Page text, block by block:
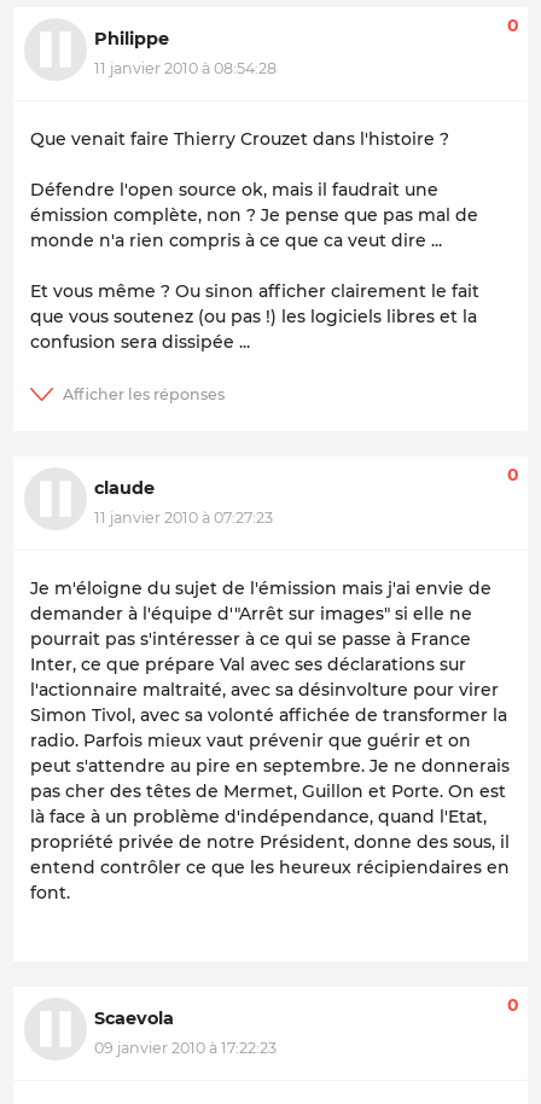
Philippe
11 janvier 2010 à 08:54:28
0
Que venait faire Thierry Crouzet dans l'histoire ?
Défendre l'open source ok, mais il faudrait une
émission complète, non ? Je pense que pas mal de
monde n'a rien compris à ce que ca veut dire ...
Et vous même ? Ou sinon afficher clairement le fait
que vous soutenez (ou pas !) les logiciels libres et la
confusion sera dissipée ...
claude
11 janvier 2010 à 07:27:23
0
Je m'éloigne du sujet de l'émission mais j'ai envie de
demander à l'équipe d'"Arrêt sur images" si elle ne
pourrait pas s'intéresser à ce qui se passe à France
Inter, ce que prépare Val avec ses déclarations sur
l'actionnaire maltraité, avec sa désinvolture pour virer
Simon Tivol, avec sa volonté affichée de transformer la
radio. Parfois mieux vaut prévenir que guérir et on
peut s'attendre au pire en septembre. Je ne donnerais
pas cher des têtes de Mermet, Guillon et Porte. On est
là face à un problème d'indépendance, quand l'Etat,
propriété privée de notre Président, donne des sous, il
entend contrôler ce que les heureux récipiendaires en
font.
Scaevola
09 janvier 2010 à 17:22:23
0